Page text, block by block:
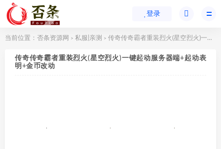
登录
当前位置： 否条资源网 > 私服|亲测 > 传奇传奇霸者重装烈火(星空烈火)一键起动服务器端+起动表明+金币改动
传奇传奇霸者重装烈火(星空烈火)一键起动服务器端+起动表
明+金币改动